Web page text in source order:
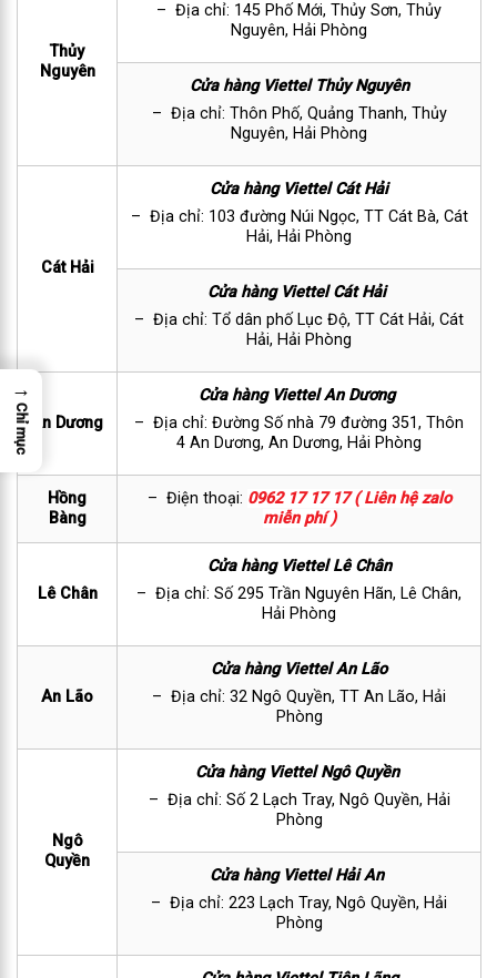
Thủy
Nguyên
– Địa chỉ: 145 Phố Mới, Thủy Sơn, Thủy
Nguyên, Hải Phòng
Cửa hàng Viettel Thủy Nguyên
– Địa chỉ: Thôn Phố, Quảng Thanh, Thủy
Nguyên, Hải Phòng
Cát Hải
Cửa hàng Viettel Cát Hải
– Địa chỉ: 103 đường Núi Ngọc, TT Cát Bà, Cát
Hải, Hải Phòng
Cửa hàng Viettel Cát Hải
– Địa chỉ: Tổ dân phố Lục Độ, TT Cát Hải, Cát
Hải, Hải Phòng
An Dương
Cửa hàng Viettel An Dương
– Địa chỉ: Đường Số nhà 79 đường 351, Thôn
4 An Dương, An Dương, Hải Phòng
Hồng
Bàng
– Điện thoại: 0962 17 17 17 ( Liên hệ zalo
miễn phí )
Lê Chân
Cửa hàng Viettel Lê Chân
– Địa chỉ: Số 295 Trần Nguyên Hãn, Lê Chân,
Hải Phòng
An Lão
Cửa hàng Viettel An Lão
– Địa chỉ: 32 Ngô Quyền, TT An Lão, Hải
Phòng
Ngô
Quyền
Cửa hàng Viettel Ngô Quyền
– Địa chỉ: Số 2 Lạch Tray, Ngô Quyền, Hải
Phòng
Cửa hàng Viettel Hải An
– Địa chỉ: 223 Lạch Tray, Ngô Quyền, Hải
Phòng
→
Chỉ mục